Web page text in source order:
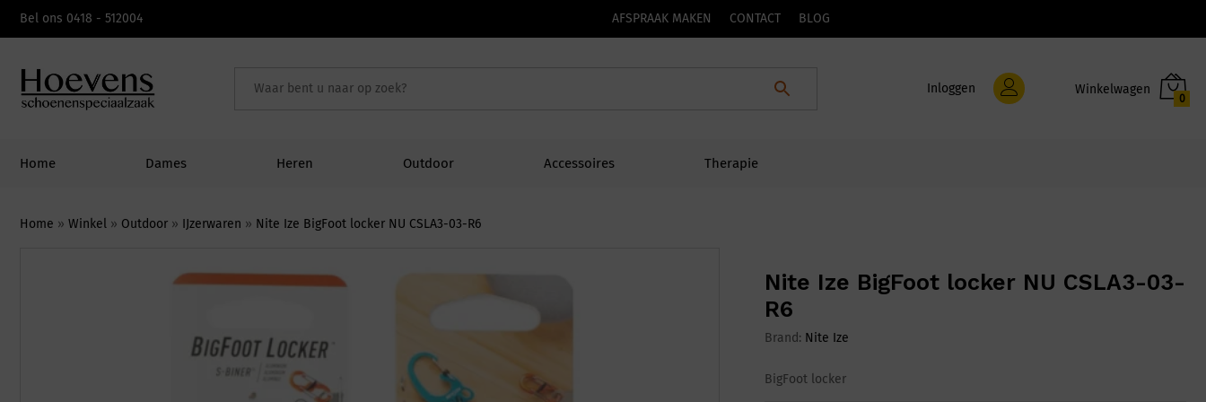
Bel ons 0418 - 512004 AFSPRAAK MAKEN CONTACT BLOG
Inloggen
0
Home Dames Heren Outdoor Accessoires Therapie
Home » Winkel » Outdoor » IJzerwaren » Nite Ize BigFoot locker NU CSLA3-03-R6
Nite Ize BigFoot locker NU CSLA3-03-
R6
Brand: Nite Ize
BigFoot locker